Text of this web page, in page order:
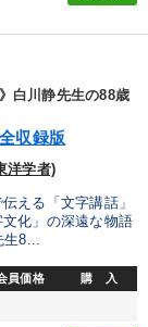
白川静先生の88歳
収録版
洋学者)
える「文字講話」
化」の深遠な物語
生8...
員価格 購 入